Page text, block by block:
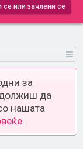
се или зачлени се
за
да
нашата